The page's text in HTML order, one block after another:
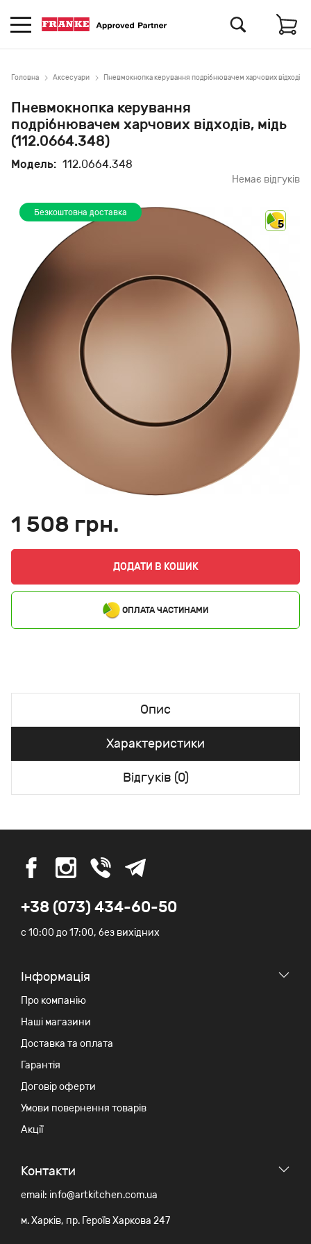
Головна Аксесуари Пневмокнопка керування подрібнювачем харчових відходів,
Пневмокнопка керування
подрібнювачем харчових відходів, мідь
(112.0664.348)
Модель: 112.0664.348
Немає відгуків
Безкоштовна доставка
5
1 508 грн.
ДОДАТИ В КОШИК
ОПЛАТА ЧАСТИНАМИ
Опис
Характеристики
Відгуків (0)
+38 (073) 434-60-50
c 10:00 до 17:00, без вихідних
Iнформація
Про компанію
Наші магазини
Доставка та оплата
Гарантія
Договір оферти
Умови повернення товарів
Акції
Контакти
email: info@artkitchen.com.ua
м. Харків, пр. Героїв Харкова 247